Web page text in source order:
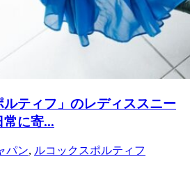
ルティフ」のレディススニー
常に寄...
パン, ルコックスポルティフ